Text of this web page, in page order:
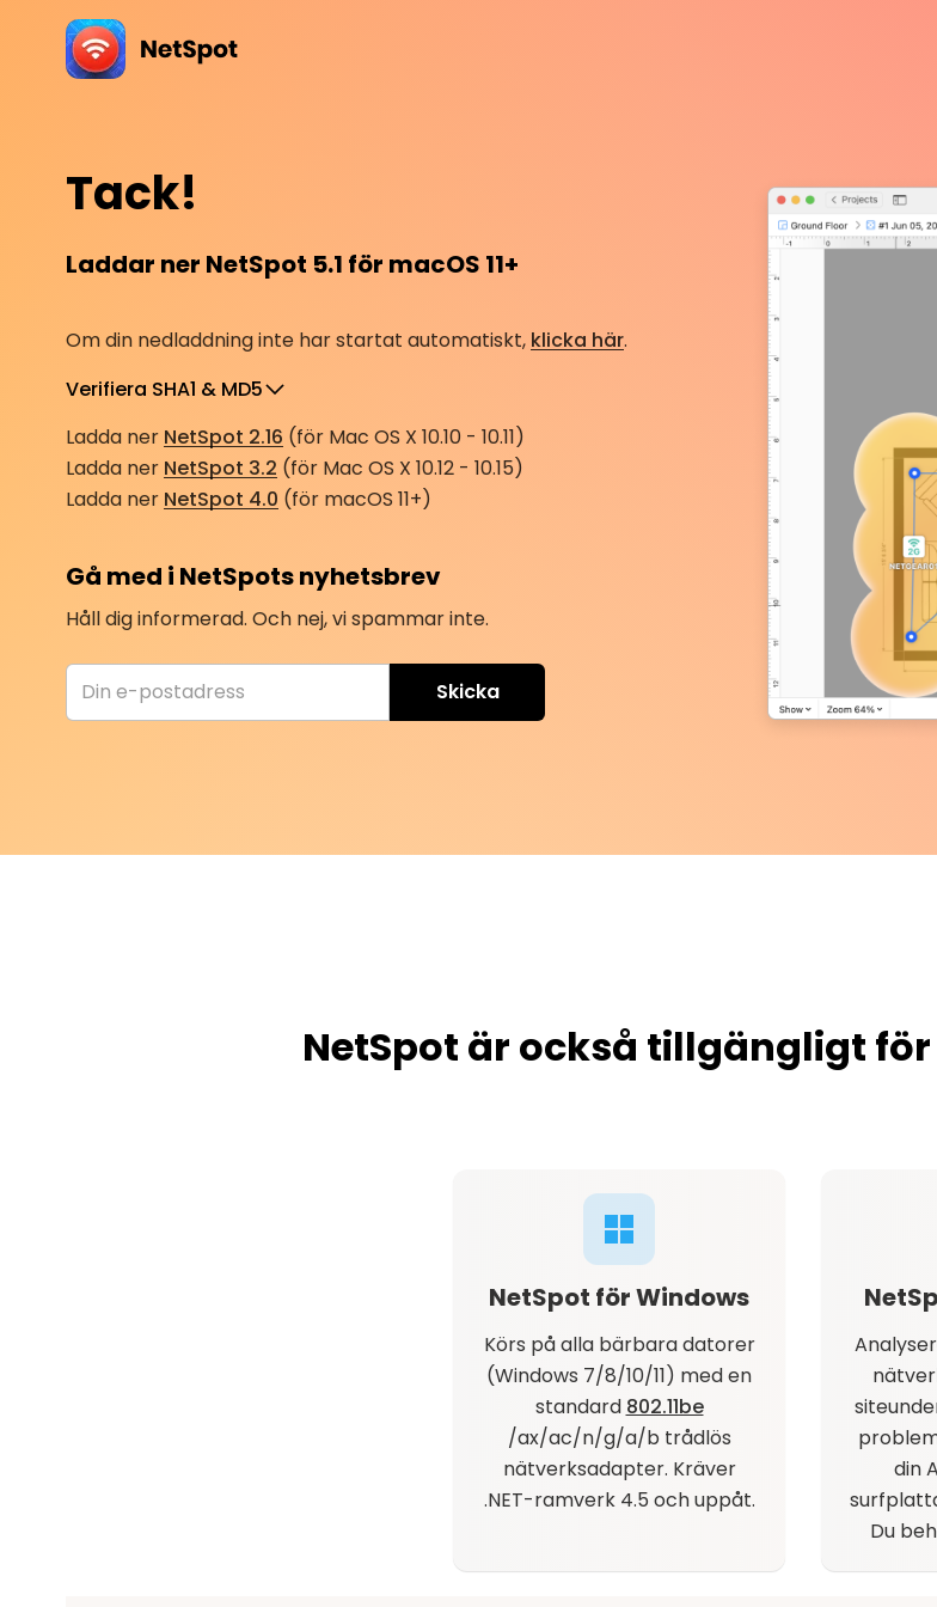
Tack!
Laddar ner NetSpot 5.1 för macOS 11+
Om din nedladdning inte har startat automatiskt, klicka här.
Verifiera SHA1 & MD5
Ladda ner NetSpot 2.16 (för Mac OS X 10.10 - 10.11)
Ladda ner NetSpot 3.2 (för Mac OS X 10.12 - 10.15)
Ladda ner NetSpot 4.0 (för macOS 11+)
Gå med i NetSpots nyhetsbrev
Håll dig informerad. Och nej, vi spammar inte.
Skicka
NetSpot är också tillgängligt
NetSpot för Windows
Körs på alla bärbara datorer
(Windows 7/8/10/11) med en
standard 802.11be
/ax/ac/n/g/a/b trådlös
nätverksadapter. Kräver
.NET-ramverk 4.5 och uppåt.
din
Du